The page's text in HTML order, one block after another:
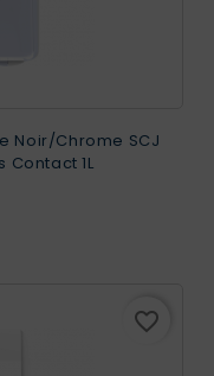
Noir/Chrome SCJ
Contact 1L
favorite_border